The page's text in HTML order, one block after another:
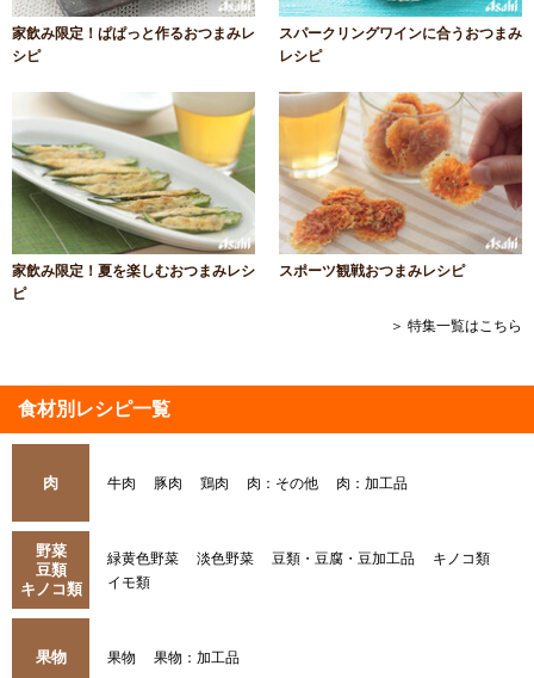
家飲み限定！ぱぱっと作るおつまみレ
シピ
スパークリングワインに合うおつまみ
レシピ
家飲み限定！夏を楽しむおつまみレシ
ピ
スポーツ観戦おつまみレシピ
＞ 特集一覧はこちら
食材別レシピ一覧
肉 牛肉 豚肉 鶏肉 肉：その他 肉：加工品
野菜
豆類
キノコ類
緑黄色野菜 淡色野菜 豆類・豆腐・豆加工品
キノコ類
イモ類
果物 果物 果物：加工品